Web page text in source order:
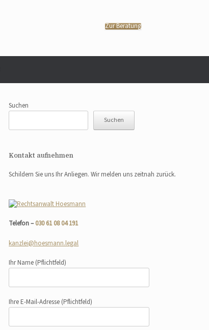
Zur Beratung
Suchen
Suchen
Kontakt aufnehmen
Schildern Sie uns Ihr Anliegen. Wir melden uns zeitnah zurück.
Telefon –030 61 08 04 191
kanzlei@hoesmann.legal
Ihr Name (Pflichtfeld)
Ihre E-Mail-Adresse (Pflichtfeld)